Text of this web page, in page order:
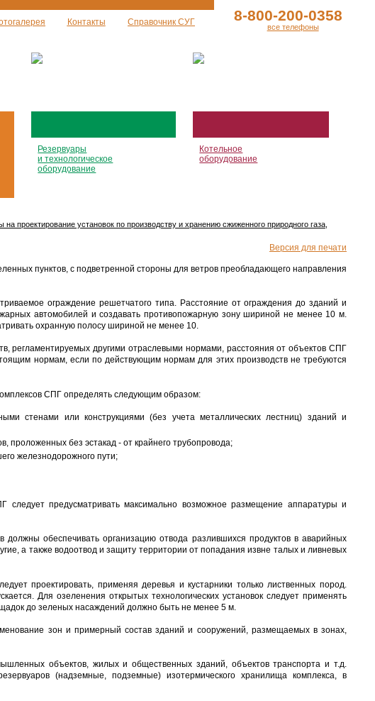
Контакты Справочник СУГ 8-800-200-0358
все телефоны
Резервуары
и технологическое
оборудование
Котельное
оборудование
проектирование установок по производству и хранению сжиженного природного газа,
Версия для печати
пунктов, с подветренной стороны для ветров преобладающего направления
ограждение решетчатого типа. Расстояние от ограждения до зданий и
автомобилей и создавать противопожарную зону шириной не менее 10 м.
охранную полосу шириной не менее 10.
регламентируемых другими отраслевыми нормами, расстояния от объектов СПГ
нормам, если по действующим нормам для этих производств не требуются
СПГ определять следующим образом:
стенами или конструкциями (без учета металлических лестниц) зданий и
проложенных без эстакад - от крайнего трубопровода;
железнодорожного пути;
следует предусматривать максимально возможное размещение аппаратуры и
обеспечивать организацию отвода разлившихся продуктов в аварийных
а также водоотвод и защиту территории от попадания извне талых и ливневых
проектировать, применяя деревья и кустарники только лиственных пород.
Для озеленения открытых технологических установок следует применять
до зеленых насаждений должно быть не менее 5 м.
зон и примерный состав зданий и сооружений, размещаемых в зонах,
объектов, жилых и общественных зданий, объектов транспорта и т.д.
(надземные, подземные) изотермического хранилища комплекса, в